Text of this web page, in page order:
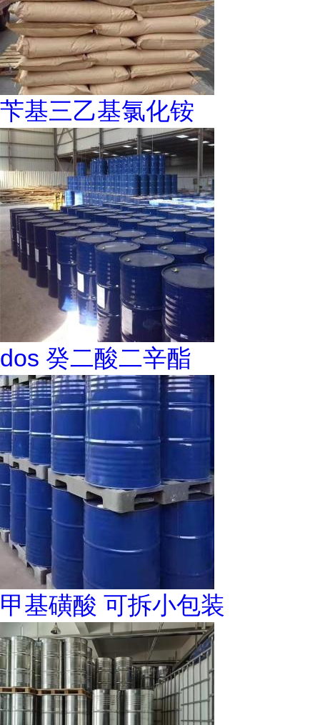
苄基三乙基氯化铵
dos 癸二酸二辛酯
甲基磺酸 可拆小包装